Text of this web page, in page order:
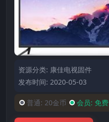
资源分类: 康佳电视固件
发布时间: 2020-05-03
普通: 20金币 会员: 免费